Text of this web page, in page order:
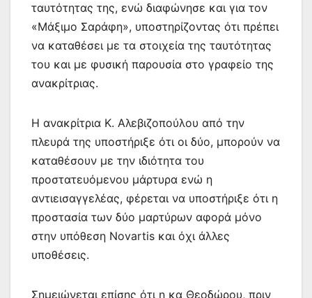
ταυτότητας της, ενώ διαφώνησε και για τον
«Μάξιμο Σαράφη», υποστηρίζοντας ότι πρέπει
να καταθέσει με τα στοιχεία της ταυτότητας
του και με φυσική παρουσία στο γραφείο της
ανακρίτριας.
Η ανακρίτρια Κ. Αλεβιζοπούλου από την
πλευρά της υποστήριξε ότι οι δύο, μπορούν να
καταθέσουν με την ιδιότητα του
προστατευόμενου μάρτυρα ενώ η
αντιεισαγγελέας, φέρεται να υποστήριξε ότι η
προστασία των δύο μαρτύρων αφορά μόνο
στην υπόθεση Novartis και όχι άλλες
υποθέσεις.
Σημειώνεται επίσης ότι η κα Θεοδώρου, πριν